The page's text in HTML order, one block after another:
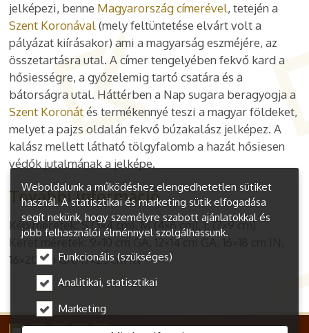
jelképezi, benne Magyarország címerével, tetején a
Szent Koronával (mely feltüntetése elvárt volt a
pályázat kiírásakor) ami a magyarság eszméjére, az
összetartásra utal. A címer tengelyében fekvő kard a
hősiességre, a győzelemig tartó csatára és a
bátorságra utal. Háttérben a Nap sugara beragyogja a
Szent Koronát és termékennyé teszi a magyar földeket,
melyet a pajzs oldalán fekvő búzakalász jelképez. A
kalász mellett látható tölgyfalomb a hazát hősiesen
védők jutalmának a jelképe.
További információ
Kép méretek: S (3×4 cm), M (4×6 cm), L (7×9 cm)
Keret méretek: 9×10 cm GA, 12×14 cm GA, 16×18 cm IN,
16×20 cm GA, 19×23 cm IN
Weboldalunk a működéshez elengedhetetlen sütiket
használ. A statisztikai és marketing sütik elfogadása
segít nekünk, hogy személyre szabott ajánlatokkal és
jobb felhasználói élménnyel szolgálhassunk.
Funkcionális (szükséges)
Analitikai, statisztikai
Marketing